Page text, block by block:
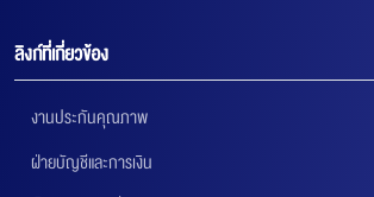
ลิงก์ที่เกี่ยวข้อง
งานประกันคุณภาพ
ฝ่ายบัญชีและการเงิน